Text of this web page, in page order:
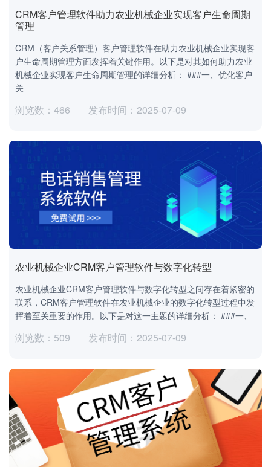
CRM客户管理软件助力农业机械企业实现客户生命周期
管理
CRM（客户关系管理）客户管理软件在助力农业机械企业实现客
户生命周期管理方面发挥着关键作用。以下是对其如何助力农业
机械企业实现客户生命周期管理的详细分析： ###一、优化客户
关
浏览数：466 发布时间：2025-07-09
农业机械企业CRM客户管理软件与数字化转型
农业机械企业CRM客户管理软件与数字化转型之间存在着紧密的
联系，CRM客户管理软件在农业机械企业的数字化转型过程中发
挥着至关重要的作用。以下是对这一主题的详细分析： ###一、
浏览数：509 发布时间：2025-07-09